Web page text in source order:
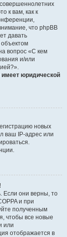
к вам, как к
что phpBB
давать
вопрос «С кем
и/или
имеет юридической
новых
ваш IP-адрес или
Если они верны, то
и при
полученным
чтобы все новые
или
отображается в